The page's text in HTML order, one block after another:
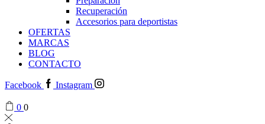
Recuperación
Accesorios para deportistas
OFERTAS
MARCAS
BLOG
CONTACTO
Facebook Instagram
0 0